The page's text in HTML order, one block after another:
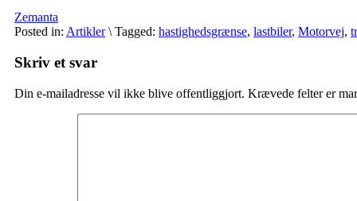
Zemanta
Posted in: Artikler\ Tagged: hastighedsgrænse, lastbiler, Motorvej,
Skriv et svar
Din e-mailadresse vil ikke blive offentliggjort. Krævede felter er